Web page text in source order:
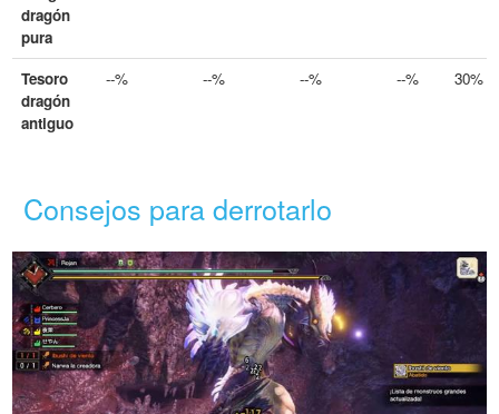
dragón
pura
Tesoro
dragón
antiguo
--% --% --% --% 30%
Consejos para derrotarlo